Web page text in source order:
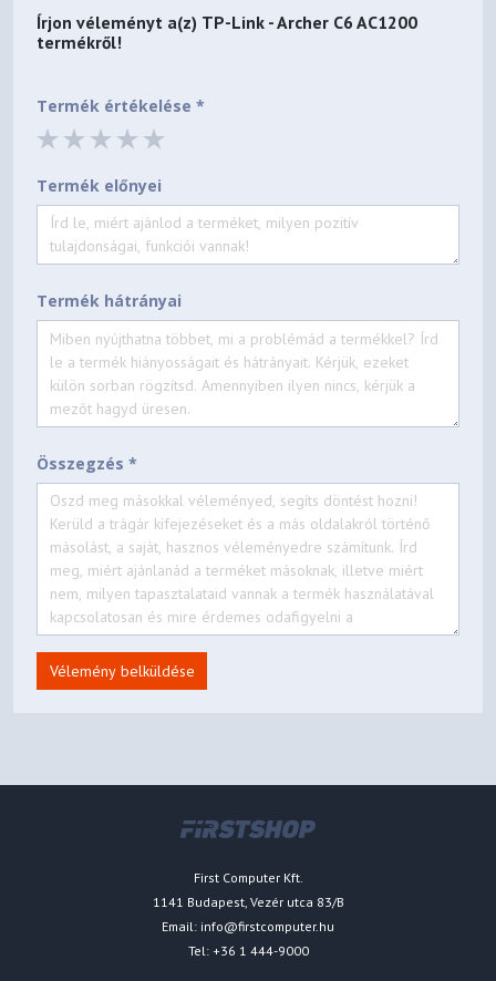
Írjon véleményt a(z) TP-Link - Archer C6 AC1200
termékről!
Termék értékelése *
Termék előnyei
Termék hátrányai
Összegzés *
Vélemény belküldése
First Computer Kft.
1141 Budapest, Vezér utca 83/B
Email: info@firstcomputer.hu
Tel: +36 1 444-9000